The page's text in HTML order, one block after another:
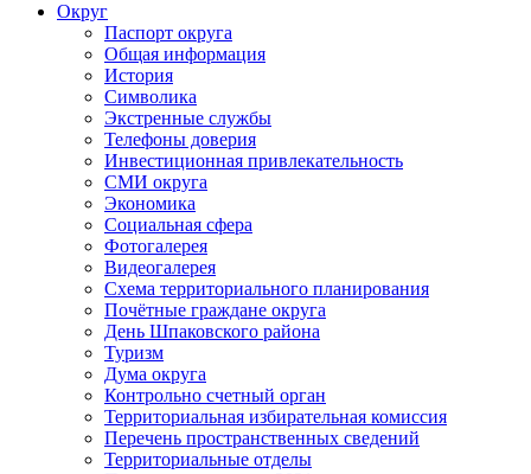
Округ
Паспорт округа
Общая информация
История
Символика
Экстренные службы
Телефоны доверия
Инвестиционная привлекательность
СМИ округа
Экономика
Социальная сфера
Фотогалерея
Видеогалерея
Схема территориального планирования
Почётные граждане округа
День Шпаковского района
Туризм
Дума округа
Контрольно счетный орган
Территориальная избирательная комиссия
Перечень пространственных сведений
Территориальные отделы